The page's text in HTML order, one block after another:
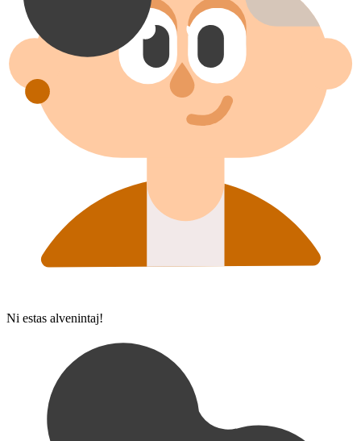
Ni estas alvenintaj!